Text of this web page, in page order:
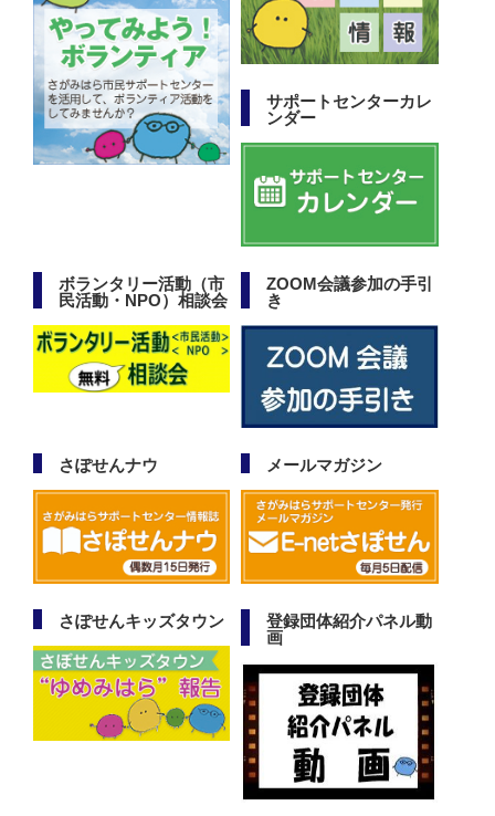
サポートセンターカレ
ンダー
ボランタリー活動（市
民活動・NPO）相談会
ZOOM会議参加の手引
き
さぽせんナウ メールマガジン
さぽせんキッズタウン
登録団体紹介パネル動
画